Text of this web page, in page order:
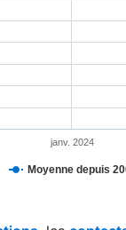
Moyenne depuis
janv. 2024